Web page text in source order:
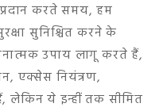
करते समय, हम
सुनिश्चित करने के
उपाय लागू करते हैं,
एक्सेस नियंत्रण,
लेकिन ये इन्हीं तक सीमित